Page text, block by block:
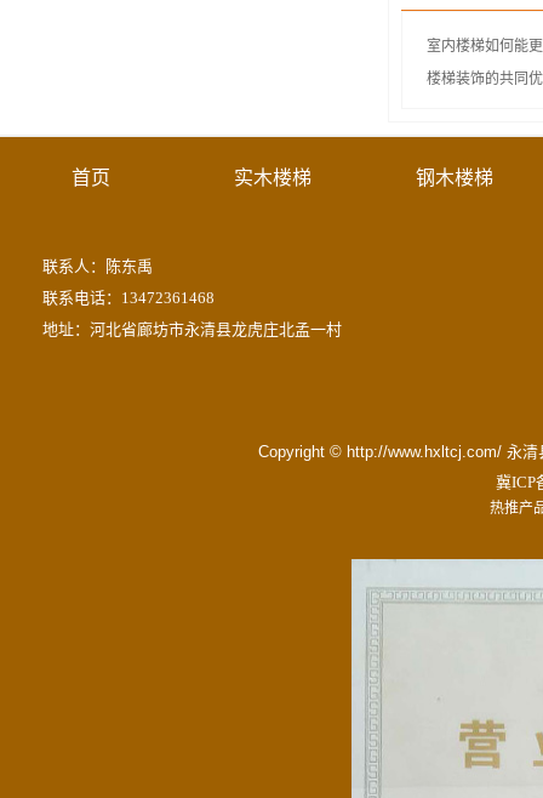
室内楼梯如何能
楼梯装饰的共同
首页 实木楼梯 钢木楼梯
联系人：陈东禹
联系电话：13472361468
地址：河北省廊坊市永清县龙虎庄北孟一村
Copyright © http://www.hxltcj.com/ 永
冀ICP
热推产